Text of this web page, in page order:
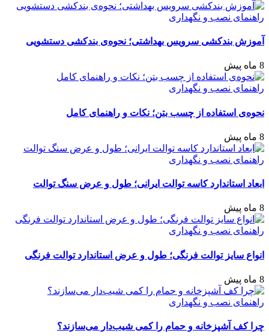
راهنمای نصب و نگهداری
آموزش بندکشی سرویس بهداشتی؛ نحوه‌ی بندکشی دستشویی
8 ماه پیش
راهنمای نصب و نگهداری
نحوه‌ی استفاده از چسب بتن؛ نکات و راهنمای کامل
8 ماه پیش
راهنمای نصب و نگهداری
ابعاد استاندارد کاسه توالت ایرانی؛ طول و عرض سنگ توالت
8 ماه پیش
راهنمای نصب و نگهداری
انواع سایز توالت فرنگی؛ طول و عرض استاندارد توالت فرنگی
8 ماه پیش
راهنمای نصب و نگهداری
چرا کف آشپزخانه و حمام را کمی شیب‌دار می‌سازند؟